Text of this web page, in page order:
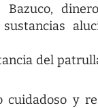
Bazuco,
del
y